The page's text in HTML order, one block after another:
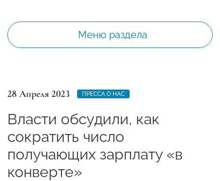
Меню раздела
28 Апреля 2023 ПРЕССА О НАС
Власти обсудили, как
сократить число
получающих зарплату «в
конверте»